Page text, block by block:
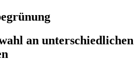
an unterschiedlichen